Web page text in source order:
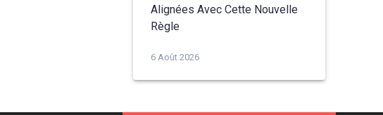
Alignées Avec Cette Nouvelle
Règle
6 Août 2026